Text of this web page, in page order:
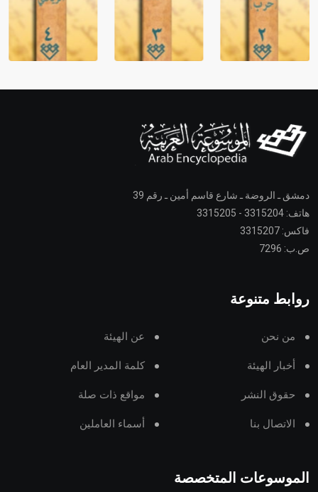
دمشق ـ الروضة ـ شارع قاسم أمين ـ رقم 39
هاتف: 3315204 - 3315205
فاكس: 3315207
ص.ب: 7296
روابط متنوعة
من نحن عن الهيئة
أخبار الهيئة كلمة المدير العام
حقوق النشر مواقع ذات صلة
الاتصال بنا أسماء العاملين
الموسوعات المتخصصة